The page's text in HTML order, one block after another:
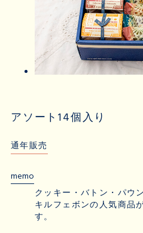
アソート14個入り
通年販売
memo
クッキー・バトン・パウ
キルフェボンの人気商品
す。